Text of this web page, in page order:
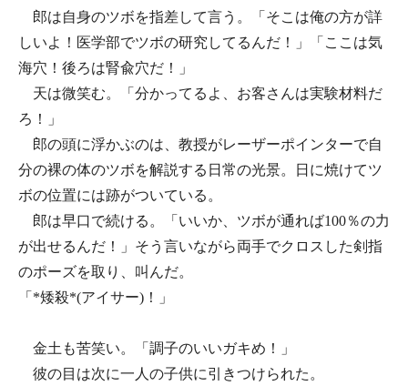
郎は自身のツボを指差して言う。「そこは俺の方が詳
しいよ！医学部でツボの研究してるんだ！」「ここは気
海穴！後ろは腎兪穴だ！」
天は微笑む。「分かってるよ、お客さんは実験材料だ
ろ！」
郎の頭に浮かぶのは、教授がレーザーポインターで自
分の裸の体のツボを解説する日常の光景。日に焼けてツ
ボの位置には跡がついている。
郎は早口で続ける。「いいか、ツボが通れば100％の力
が出せるんだ！」そう言いながら両手でクロスした剣指
のポーズを取り、叫んだ。
「*矮殺*(アイサー)！」
金土も苦笑い。「調子のいいガキめ！」
彼の目は次に一人の子供に引きつけられた。